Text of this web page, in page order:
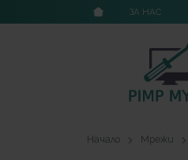
ЗА НАС
Начало Мрежи